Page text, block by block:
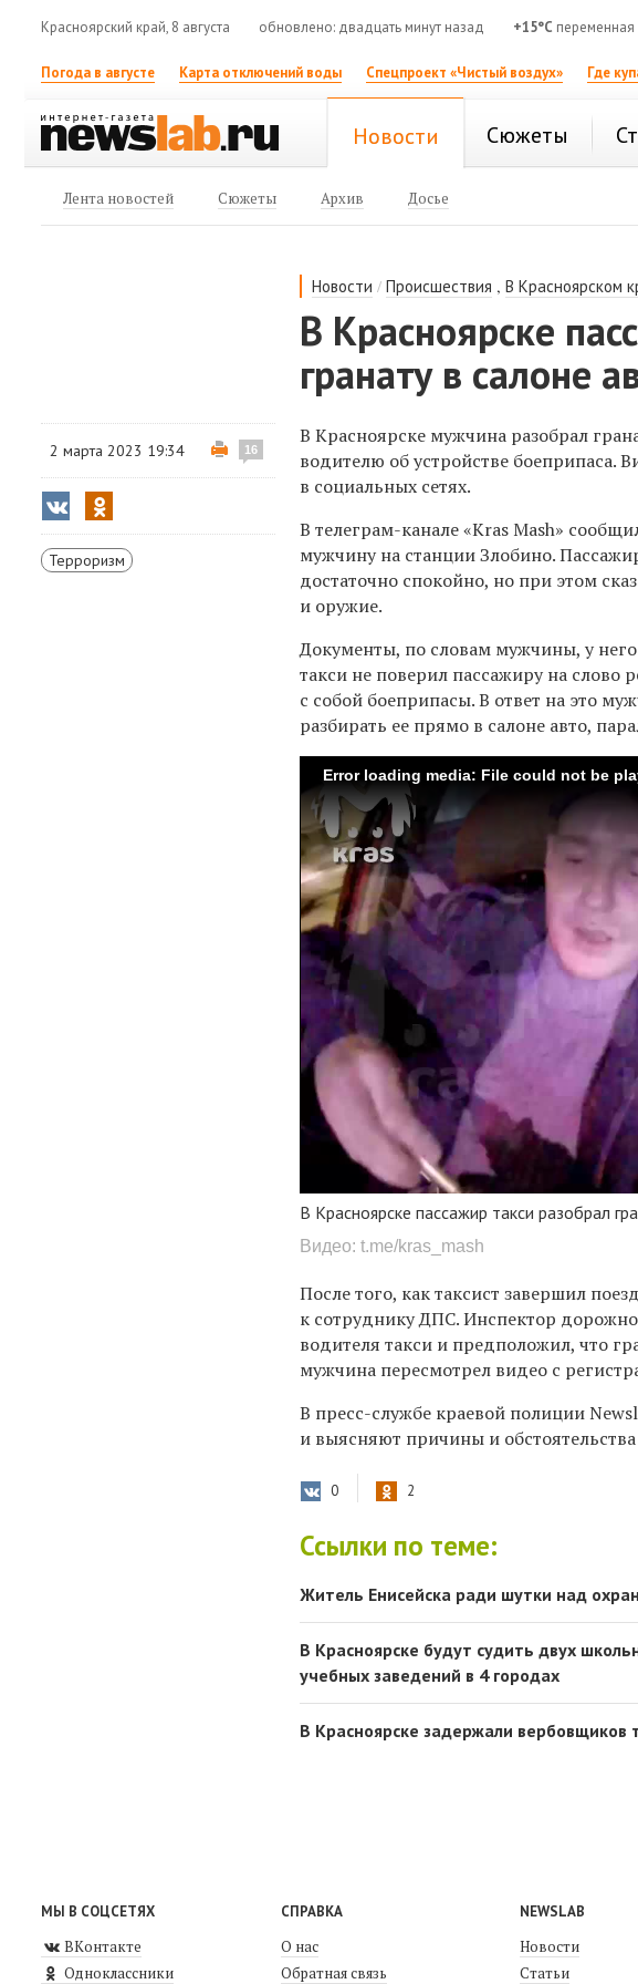
Красноярский край, 8 августа обновлено: двадцать минут назад +15°C
Погода в августе Карта отключений воды Спецпроект «Чистый воздух» Где
Новости Сюжеты
Лента новостей Сюжеты Архив Досье
Новости /Происшествия ,В Красноярском
В Красноярске
гранату в салоне
2 марта 2023 19:34 16
Терроризм
В Красноярске мужчина разобрал
водителю об устройстве боеприпаса.
в социальных сетях.
В телеграм-канале «Kras Mash»
мужчину на станции Злобино.
достаточно спокойно, но при этом
и оружие.
Документы, по словам мужчины, у
такси не поверил пассажиру на слово
с собой боеприпасы. В ответ на это
разбирать ее прямо в салоне авто,
Error loading media: File could not be
В Красноярске пассажир такси разобрал
Видео: t.me/kras_mash
После того, как таксист завершил
к сотруднику ДПС. Инспектор
водителя такси и предположил, что
мужчина пересмотрел видео с
В пресс-службе краевой полиции
и выясняют причины и
0 2
Ссылки по теме:
Житель Енисейска ради шутки над
В Красноярске будут судить двух
учебных заведений в 4 городах
В Красноярске задержали вербовщиков
МЫ В СОЦСЕТЯХ
ВКонтакте
Одноклассники
СПРАВКА
О нас
Обратная связь
NEWSLAB
Новости
Статьи